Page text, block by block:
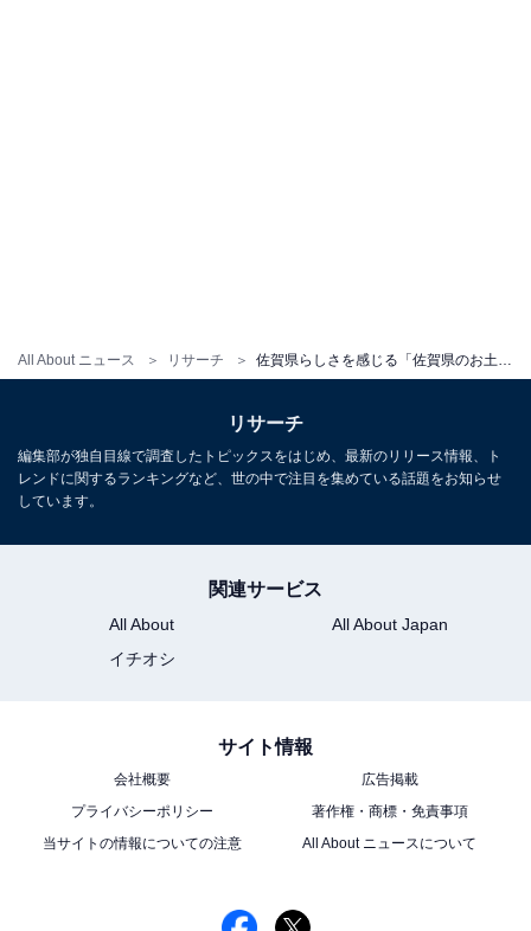
All About ニュース リサーチ
リサーチ
編集部が独自目線で調査したトピックスをはじめ、最新のリリース情報、ト
レンドに関するランキングなど、世の中で注目を集めている話題をお知らせ
しています。
関連サービス
All About
All About Japan
イチオシ
サイト情報
会社概要
広告掲載
プライバシーポリシー
著作権・商標・免責事項
当サイトの情報についての注意
All About ニュースについて